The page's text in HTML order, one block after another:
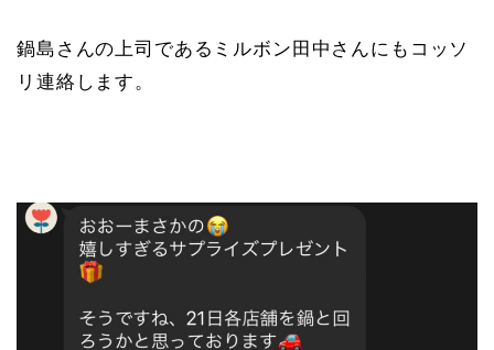
鍋島さんの上司であるミルボン田中さんにもコッソ
リ連絡します。